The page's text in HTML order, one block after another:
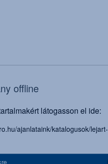
offline
látogasson el ide:
ajanlataink/katalogusok/lejart-